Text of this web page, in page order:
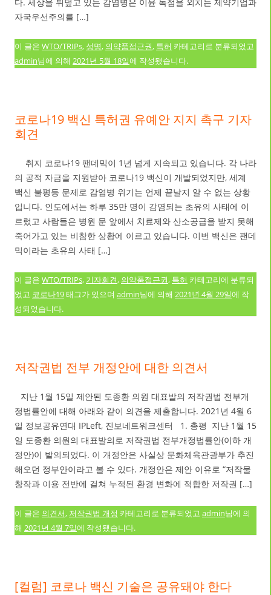
자국우선주의를 […]
이 글은 WTO/TRIPs, 성명, 의약품접근권, 특허 카테고리로 분류되었고
admin님에 의해 2021년 5월 18일에 작성됐습니다.
코로나19 백신 특허권 유예안 지지 촉구 기자
회견
취지 코로나19 팬데믹이 1년 넘게 지속되고 있습니다. 각 나라
의 공적 자금을 지원받아 코로나19 백신이 개발되었지만, 세계
백신 불평등 문제로 감염병 위기는 언제 끝날지 알 수 없는 상황
입니다. 인도에서는 하루 35만 명이 감염되는 초유의 사태에 이
르렀고 사람들은 병원 문 앞에서 치료제와 산소공급을 받지 못해
죽어가고 있는 비참한 상황에 이르고 있습니다. 이번 백신은 팬데
믹이라는 초유의 사태 […]
이 글은 WTO/TRIPs, 기자회견, 의약품접근권, 특허 카테고리에 분류되
었고 코로나19태그가 있으며 admin님에 의해 2021년 4월 29일에 작
성되었습니다.
저작권법 전부 개정안에 대한 의견서
지난 1월 15일 제안된 도종환 의원 대표발의 저작권법 전부개
정법률안에 대해 아래와 같이 의견을 제출합니다. 2021년 4월 6
일 정보공유연대 IPLeft, 진보네트워크센터 1. 총평 지난 1월 15
일 도종환 의원의 대표발의로 저작권법 전부개정법률안(이하 개
정안)이 발의되었다. 이 개정안은 사실상 문화체육관광부가 추진
해오던 정부안이라고 볼 수 있다. 개정안은 제안 이유로 “저작물
창작과 이용 전반에 걸쳐 누적된 환경 변화에 적합한 저작권 […]
이 글은 의견서, 저작권법 개정 카테고리로 분류되었고 admin님에 의
해 2021년 4월 7일에 작성됐습니다.
[컬럼] 코로나 백신 기술은 공유돼야 한다